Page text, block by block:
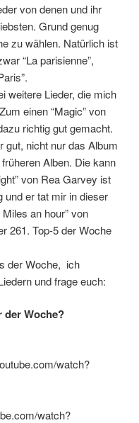
von denen und ihr
Grund genug
zu wählen. Natürlich ist
“La parisienne”,
weitere Lieder, die mich
einen “Magic” von
richtig gut gemacht.
gut, nicht nur das Album
Alben. Die kann
von Rea Garvey ist
und er tat mir in dieser
an hour” von
261. Top-5 der Woche
der Woche, ich
und frage euch:
der Woche?
watch?
watch?